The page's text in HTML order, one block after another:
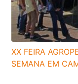
XX FEIRA
SEMANA EM